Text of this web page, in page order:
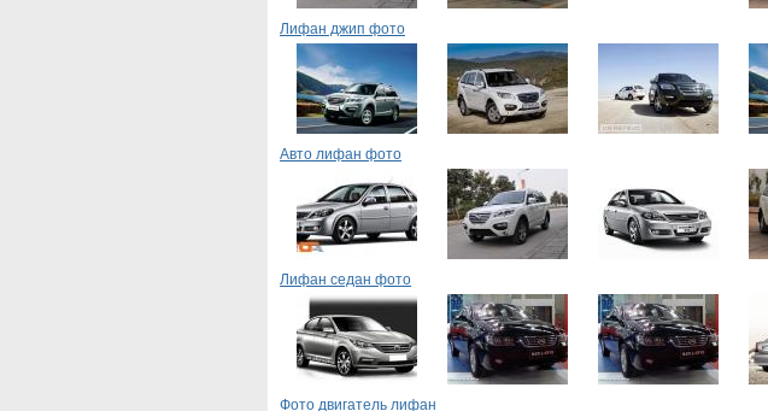
Лифан джип фото
Авто лифан фото
Лифан седан фото
Фото двигатель лифан